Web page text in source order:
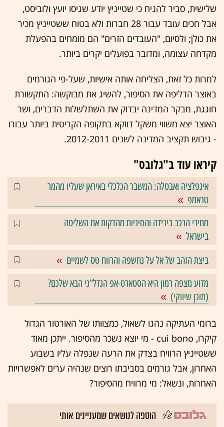
שלישית, סביר להניח כי שטייניץ יודע שגיסו יועץ ולוביסט,
אבל חכים עובד עבור 28 חברות ולא בטוח ששטייניץ מכיר
את כולן; ולסיום, "העובדים הזרים" הם מומחים בהפעלת
מקדחה עצומה, ומדובר בפועלים יקרים ביותר.
למרות כל זאת, הצליחה אותה אישיות, שעל-פי הגורמים
באוצר הדליפה את הסיפור, להשיג את מבוקשה: התקשורת
חוגגת, מבקר המדינה יבדוק את השתלשלות הדברים, ושר
האוצר יצא משווי משקל דווקא בתקופה הקריטית ביותר עבורו
- גיבוש תקציב המדינה לשנים 2012-2011.
קיראו עוד ב"גלובס"
אינפלציה ואבטלה: המשבר הכלכלי באיראן שעליו מהמר
טראמפ
מחירי הרכב בירידה והסיניות מהדקות את השליטה
בישראל
ביצת הזהב של אל על נחשפה והרווח טס לשמיים
מדוע מצפה רמון היא הסטארט-אפ הנדל"ני הבא שלכם?
(תוכן שיווקי)
ברומי העתיקה נהגו לשאול, כמצוותו של האורטור הגדול
קיקרו, cui bono - מי יוצא נשכר מהסיפור. ייתכן מאוד
ששטייניץ הרוויח בצדק את הרעה שנפלה עליו בשבוע
האחרון, אבל גורמים בסביבתו רוצים שנהיה ערים לאפשרויות
האחרות, ונשאל: מי מרוויח מהסיפור?
הוספה לנושאים שמעניינים אותי